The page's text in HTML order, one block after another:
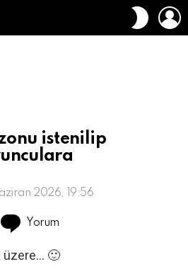
DIŞ
istenilip
2026, 19:56
Yorum
üzere… 🙂